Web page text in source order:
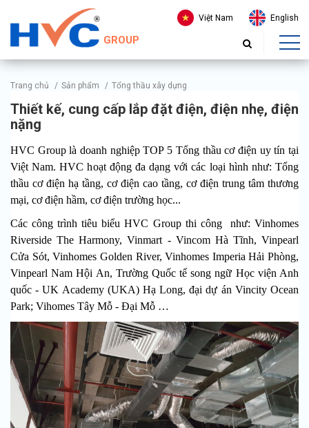
GROUP
Việt Nam English
Trang chủ / Sản phẩm / Tổng thầu xây dựng
Thiết kế, cung cấp lắp đặt điện, điện nhẹ, điện
nặng
HVC Group là doanh nghiệp TOP 5 Tổng thầu cơ điện uy tín tại
Việt Nam. HVC hoạt động đa dạng với các loại hình như: Tổng
thầu cơ điện hạ tầng, cơ điện cao tầng, cơ điện trung tâm thương
mại, cơ điện hầm, cơ điện trường học...
Các công trình tiêu biểu HVC Group thi công như: Vinhomes
Riverside The Harmony, Vinmart - Vincom Hà Tĩnh, Vinpearl
Cửa Sót, Vinhomes Golden River, Vinhomes Imperia Hải Phòng,
Vinpearl Nam Hội An, Trường Quốc tế song ngữ Học viện Anh
quốc - UK Academy (UKA) Hạ Long, đại dự án Vincity Ocean
Park; Vihomes Tây Mỗ - Đại Mỗ …